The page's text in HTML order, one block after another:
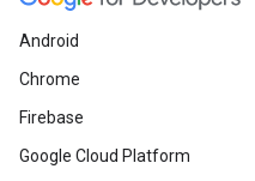
Android
Chrome
Firebase
Google Cloud Platform